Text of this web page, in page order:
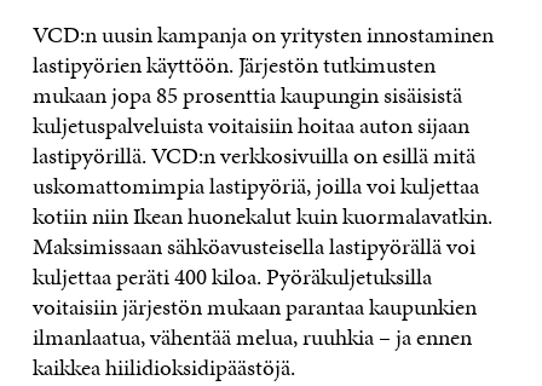
VCD:n uusin kampanja on yritysten innostaminen
lastipyörien käyttöön. Järjestön tutkimusten
mukaan jopa 85 prosenttia kaupungin sisäisistä
kuljetuspalveluista voitaisiin hoitaa auton sijaan
lastipyörillä. VCD:n verkkosivuilla on esillä mitä
uskomattomimpia lastipyöriä, joilla voi kuljettaa
kotiin niin Ikean huonekalut kuin kuormalavatkin.
Maksimissaan sähköavusteisella lastipyörällä voi
kuljettaa peräti 400 kiloa. Pyöräkuljetuksilla
voitaisiin järjestön mukaan parantaa kaupunkien
ilmanlaatua, vähentää melua, ruuhkia – ja ennen
kaikkea hiilidioksidipäästöjä.